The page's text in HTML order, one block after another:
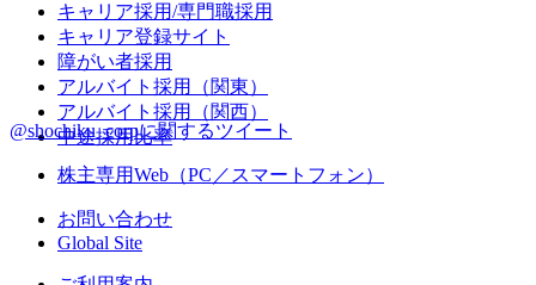
キャリア採用/専門職採用
キャリア登録サイト
障がい者採用
アルバイト採用（関東）
アルバイト採用（関西）
中途採用比率
@shochiku_corpに関するツイート
株主専用Web（PC／スマートフォン）
お問い合わせ
Global Site